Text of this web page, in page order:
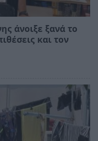
άνοιξε ξανά το
και τον